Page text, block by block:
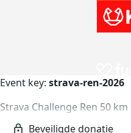
Event key: strava-ren-2026
Strava Challenge Ren 50 km